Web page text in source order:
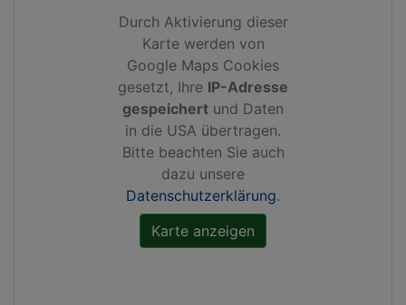
Durch Aktivierung dieser
Karte werden von
Google Maps Cookies
gesetzt, Ihre IP-Adresse
gespeichert und Daten
in die USA übertragen.
Bitte beachten Sie auch
dazu unsere
Datenschutzerklärung.